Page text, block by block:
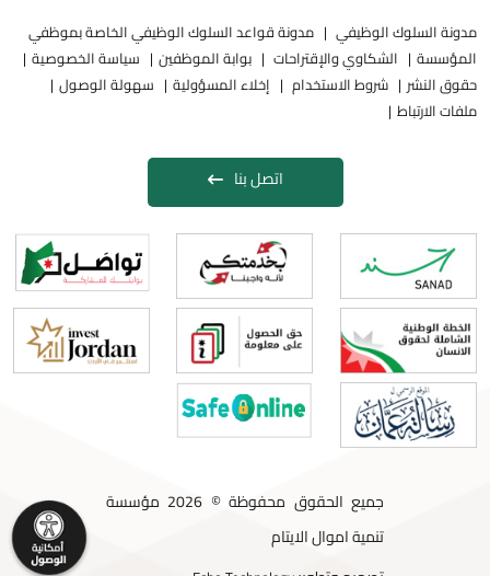
مدونة السلوك الوظيفي
مدونة قواعد السلوك الوظيفي الخاصة بموظفي
المؤسسة
الشكاوي والإقتراحات بوابة الموظفين
سياسة الخصوصية
حقوق النشر
شروط الاستخدام إخلاء المسؤولية
سهولة الوصول
ملفات الارتباط
اتصل بنا
جميع الحقوق محفوظة © 2026 مؤسسة
تنمية اموال الايتام